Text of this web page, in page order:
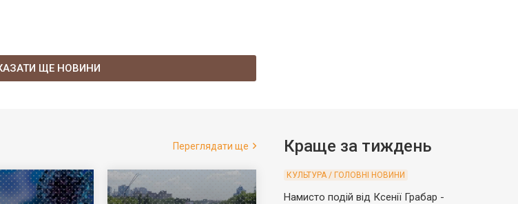
ЩЕ НОВИНИ
Переглядати ще Краще за тиждень
КУЛЬТУРА / ГОЛОВНІ НОВИНИ
Намисто подій від Ксенії Грабар -